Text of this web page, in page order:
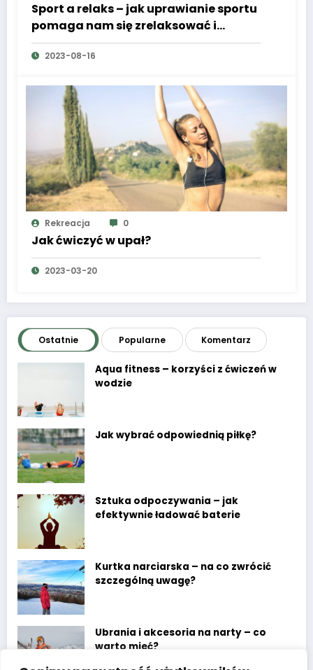
Sport a relaks – jak uprawianie sportu
pomaga nam się zrelaksować i
odpocząć?
2023-08-16
Rekreacja 0
Jak ćwiczyć w upał?
2023-03-20
Ostatnie Popularne Komentarz
Aqua fitness – korzyści z ćwiczeń w
wodzie
Jak wybrać odpowiednią piłkę?
Sztuka odpoczywania – jak
efektywnie ładować baterie
Kurtka narciarska – na co zwrócić
szczególną uwagę?
Ubrania i akcesoria na narty – co
warto mieć?